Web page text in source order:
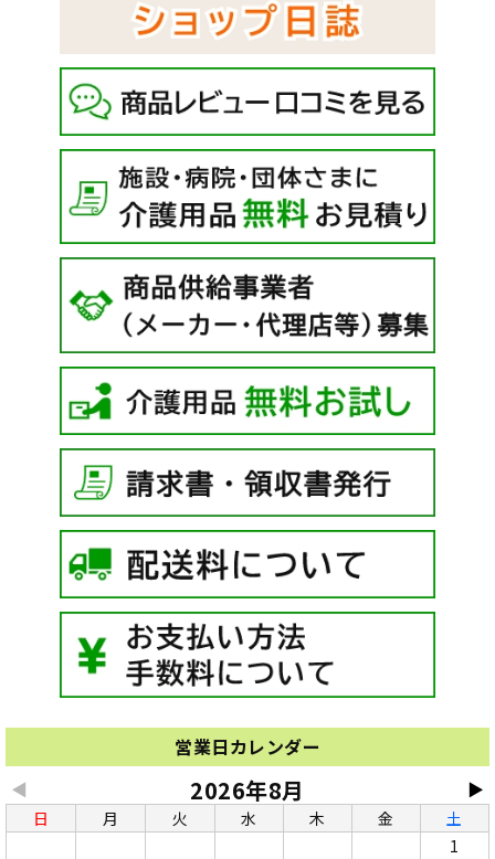
営業日カレンダー
◀ ▶
2026年8月
日 月 火 水 木 金
土
1